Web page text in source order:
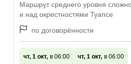
Маршрут среднего уровня
и над окрестностями Туапсе
по договорённости
чт, 1 окт, в 06:00 чт, 1 окт, в 06:00